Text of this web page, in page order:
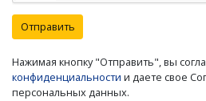
Отправить
Нажимая кнопку "Отправить", вы
конфиденциальности и даете свое
персональных данных.